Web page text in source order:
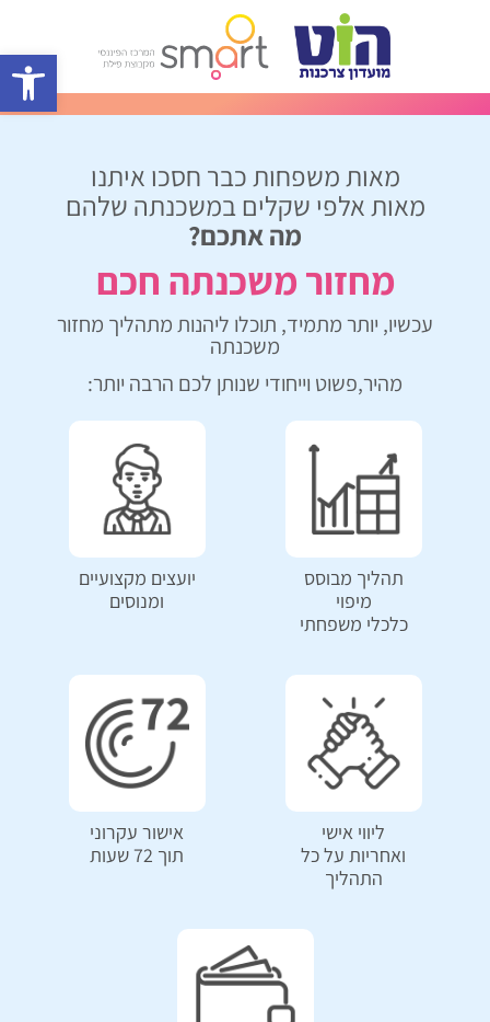
פתח
מאות משפחות כבר חסכו איתנו
מאות אלפי שקלים במשכנתה שלהם
מה אתכם?
מחזור משכנתה חכם
עכשיו, יותר מתמיד, תוכלו ליהנות מתהליך מחזור
משכנתה
מהיר,פשוט וייחודי שנותן לכם הרבה יותר:
תהליך מבוסס
מיפוי
כלכלי משפחתי
יועצים מקצועיים
ומנוסים
ליווי אישי
ואחריות על כל
התהליך
אישור עקרוני
תוך 72 שעות